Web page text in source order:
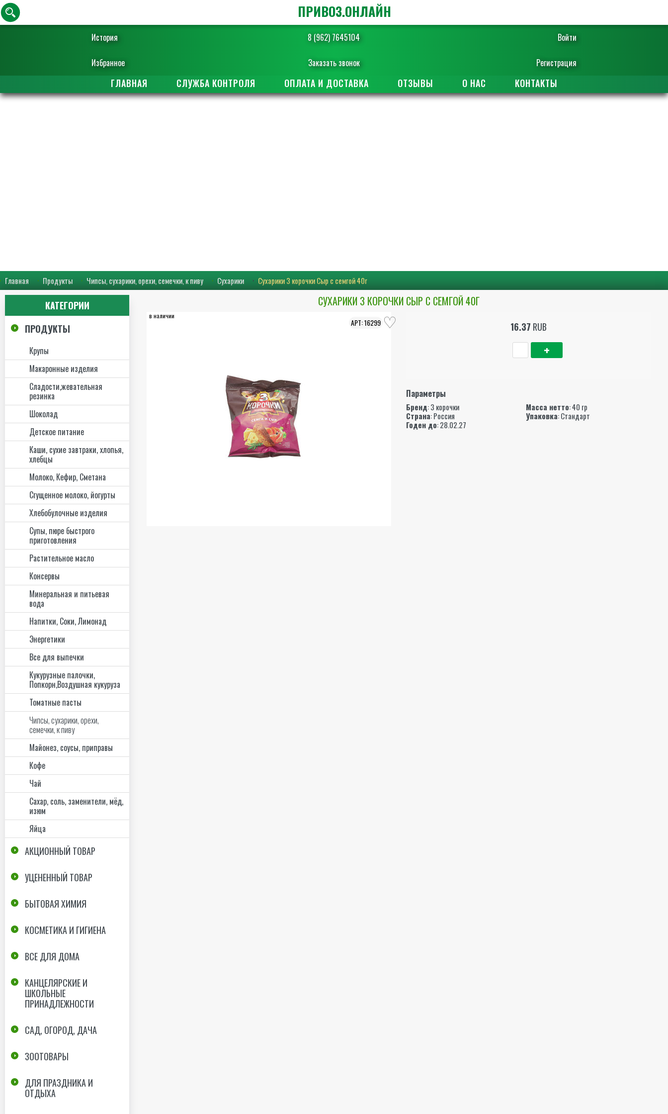
История 8 (962) 7645104 Войти
Избранное Заказать звонок Регистрация
ПРИВОЗ.ОНЛАЙН
ГЛАВНАЯ СЛУЖБА КОНТРОЛЯ ОПЛАТА И ДОСТАВКА ОТЗЫВЫ О НАС КОНТАКТЫ
Главная Продукты Чипсы, сухарики, орехи, семечки, к пиву Сухарики Сухарики 3 корочки Сыр с семгой 40г
КАТЕГОРИИ
ПРОДУКТЫ
Крупы
Макаронные изделия
Сладости,жевательная
резинка
Шоколад
Детское питание
Каши, сухие завтраки, хлопья,
хлебцы
Молоко, Кефир, Сметана
Сгущенное молоко, йогурты
Хлебобулочные изделия
Супы, пюре быстрого
приготовления
Растительное масло
Консервы
Минеральная и питьевая
вода
Напитки, Соки, Лимонад
Энергетики
Все для выпечки
Кукурузные палочки,
Попкорн,Воздушная кукуруза
Томатные пасты
Чипсы, сухарики, орехи,
семечки, к пиву
Майонез, соусы, приправы
Кофе
Чай
Сахар, соль, заменители, мёд,
изюм
Яйца
АКЦИОННЫЙ ТОВАР
УЦЕНЕННЫЙ ТОВАР
БЫТОВАЯ ХИМИЯ
КОСМЕТИКА И ГИГИЕНА
ВСЕ ДЛЯ ДОМА
КАНЦЕЛЯРСКИЕ И
ШКОЛЬНЫЕ
ПРИНАДЛЕЖНОСТИ
САД, ОГОРОД, ДАЧА
ЗООТОВАРЫ
ДЛЯ ПРАЗДНИКА И
ОТДЫХА
СУХАРИКИ 3 КОРОЧКИ СЫР С СЕМГОЙ 40Г
в наличии
16299 16.37 RUB
Параметры
Бренд:3 корочки Масса нетто: 40 гр
Страна: Россия Упаковка: Стандарт
Годен до: 28.02.27